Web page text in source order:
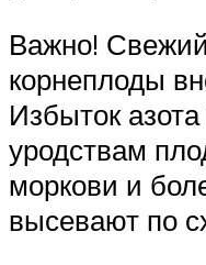
Важно!
корнеплоды
Избыток
уродствам
моркови и
высевают по